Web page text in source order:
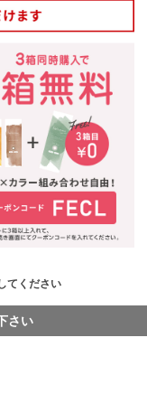
てください
さい